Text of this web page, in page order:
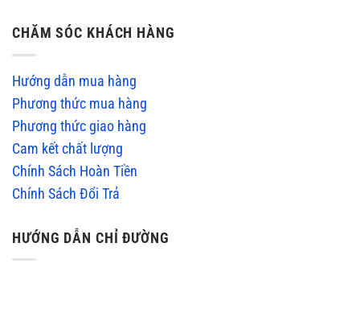
CHĂM SÓC KHÁCH HÀNG
Hướng dẫn mua hàng
Phương thức mua hàng
Phương thức giao hàng
Cam kết chất lượng
Chính Sách Hoàn Tiền
Chính Sách Đổi Trả
HƯỚNG DẪN CHỈ ĐƯỜNG